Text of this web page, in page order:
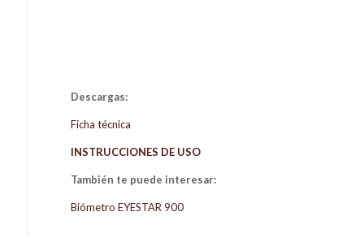
Descargas:
Ficha técnica
INSTRUCCIONES DE USO
También te puede interesar:
Biómetro EYESTAR 900